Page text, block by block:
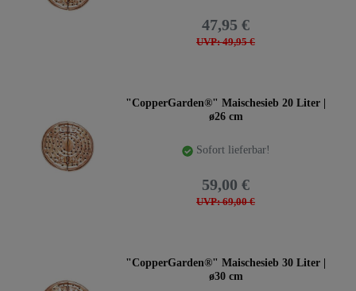
UVP: 49,95 €
47,95 €
"CopperGarden®" Maischesieb 20 Liter |
ø26 cm
Sofort lieferbar!
UVP: 69,00 €
59,00 €
"CopperGarden®" Maischesieb 30 Liter |
ø30 cm